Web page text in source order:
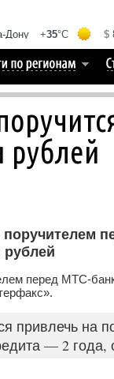
рублей
перед МТС-
привлечь на
— 2 года,